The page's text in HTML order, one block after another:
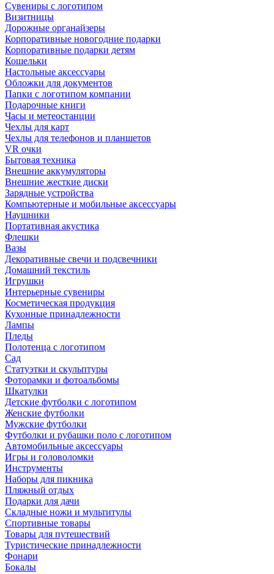
Сувениры с логотипом
Визитницы
Дорожные органайзеры
Корпоративные новогодние подарки
Корпоративные подарки детям
Кошельки
Настольные аксессуары
Обложки для документов
Папки с логотипом компании
Подарочные книги
Часы и метеостанции
Чехлы для карт
Чехлы для телефонов и планшетов
VR очки
Бытовая техника
Внешние аккумуляторы
Внешние жесткие диски
Зарядные устройства
Компьютерные и мобильные аксессуары
Наушники
Портативная акустика
Флешки
Вазы
Декоративные свечи и подсвечники
Домашний текстиль
Игрушки
Интерьерные сувениры
Косметическая продукция
Кухонные принадлежности
Лампы
Пледы
Полотенца с логотипом
Сад
Статуэтки и скульптуры
Фоторамки и фотоальбомы
Шкатулки
Детские футболки с логотипом
Женские футболки
Мужские футболки
Футболки и рубашки поло с логотипом
Автомобильные аксессуары
Игры и головоломки
Инструменты
Наборы для пикника
Пляжный отдых
Подарки для дачи
Складные ножи и мультитулы
Спортивные товары
Товары для путешествий
Туристические принадлежности
Фонари
Бокалы